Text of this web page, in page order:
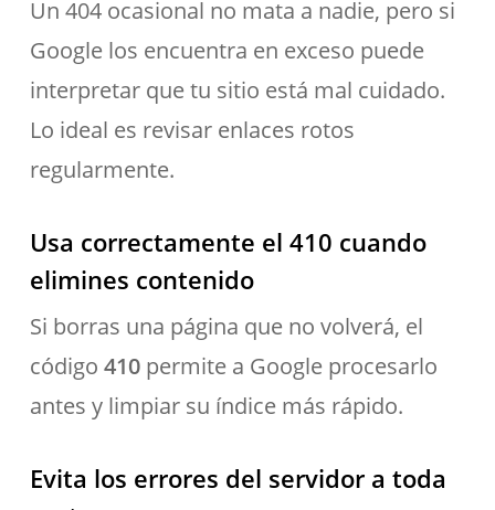
Un 404 ocasional no mata a nadie, pero si
Google los encuentra en exceso puede
interpretar que tu sitio está mal cuidado.
Lo ideal es revisar enlaces rotos
regularmente.
Usa correctamente el 410 cuando
elimines contenido
Si borras una página que no volverá, el
código410 permite a Google procesarlo
antes y limpiar su índice más rápido.
Evita los errores del servidor a toda